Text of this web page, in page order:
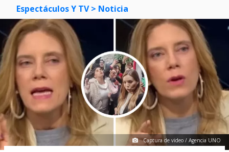
Espectáculos Y TV > Noticia
Captura de video / Agencia UNO